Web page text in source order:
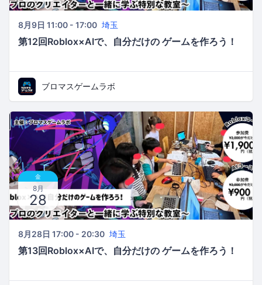
8月9日 11:00 - 17:00 埼玉
第12回Roblox×AIで、自分だけの ゲームを作ろう！
ブロマスゲームラボ
金
8月
28
8月28日 17:00 - 20:30 埼玉
第13回Roblox×AIで、自分だけの ゲームを作ろう！